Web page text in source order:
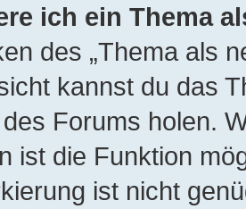
ich ein Thema
des „Thema als
kannst du das
Forums holen.
ist die Funktion
ist nicht